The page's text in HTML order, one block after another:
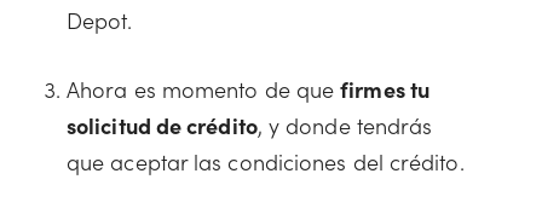
Depot.
Ahora es momento de quefirmes tu
solicitud de crédito, y donde tendrás
que aceptar las condiciones del crédito.